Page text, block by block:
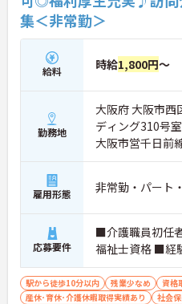
集＜非常勤＞
給料 時給1,800円～
勤務地
大阪府 大阪市西
ディング310号室
大阪市営千日前
雇用形態 非常勤・パート
応募要件
■介護職員初任
福祉士資格 ■経
駅から徒歩10分以内 残業少なめ 資格
産休･育休･介護休暇取得実績あり
社会